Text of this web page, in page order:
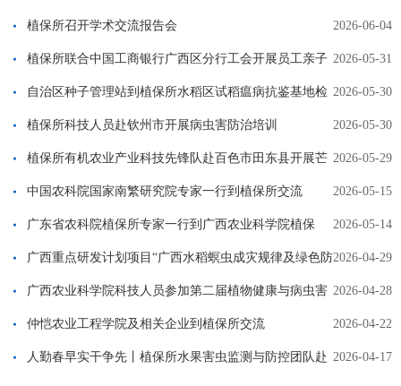
病技术示范基地通过现场查定 2026-06-04
植保所召开学术交流报告会
2026-05-31
植保所联合中国工商银行广西区分行工会开展员工亲子
科普活动 2026-05-30
自治区种子管理站到植保所水稻区试稻瘟病抗鉴基地检
查指导 2026-05-30
植保所科技人员赴钦州市开展病虫害防治培训
2026-05-29
植保所有机农业产业科技先锋队赴百色市田东县开展芒
果病虫害全程绿色防控技术培训 2026-05-15
中国农科院国家南繁研究院专家一行到植保所交流
2026-05-14
广东省农科院植保所专家一行到广西农业科学院植保
所、水稻所交流 2026-04-29
广西重点研发计划项目“广西水稻螟虫成灾规律及绿色防
控关键技术研究与示范”通过现场查定 2026-04-28
广西农业科学院科技人员参加第二届植物健康与病虫害
绿色防控技术创新交流会 2026-04-22
仲恺农业工程学院及相关企业到植保所交流
2026-04-17
人勤春早实干争先丨植保所水果害虫监测与防控团队赴